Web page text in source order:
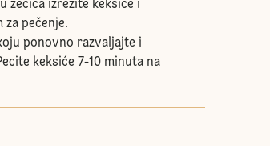
zečića izrežite keksiće i
pečenje.
ponovno razvaljajte i
keksiće 7-10 minuta na